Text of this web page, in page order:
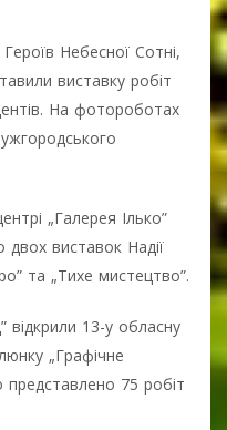
Небесної Сотні,
виставку робіт
На фотороботах
ужгородського
„Галерея Ілько”
двох виставок Надії
та „Тихе мистецтво”.
відкрили 13-у обласну
„Графічне
представлено 75 робіт